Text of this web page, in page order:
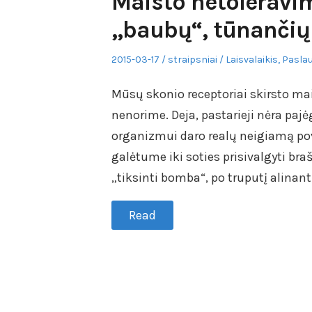
„baubų“,
Posted
2015-03-17 Author
straipsniai
Posted
Laisvalaikis,
Mūsų skonio receptoriai skirsto
nenorime. Deja, pastarieji nėra
organizmui daro realų neigiamą
galėtume iki soties prisivalgyti
„tiksinti bomba“, po truputį
Read